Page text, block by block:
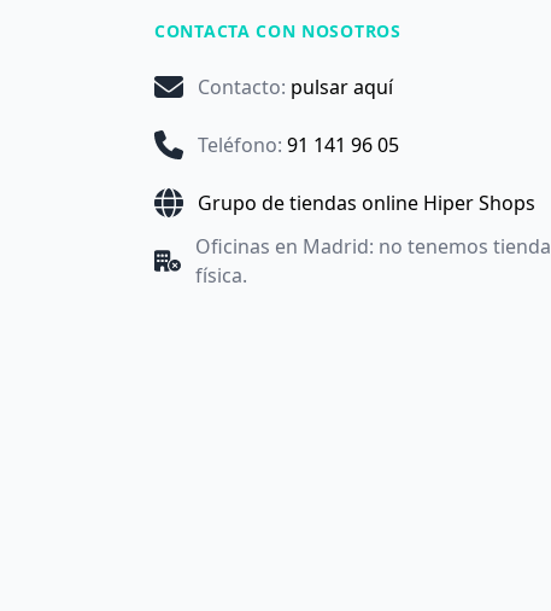
CONTACTA CON NOSOTROS
Contacto: pulsar aquí
Teléfono: 91 141 96 05
Grupo de tiendas online Hiper Shops
Oficinas en Madrid: no tenemos tienda
física.